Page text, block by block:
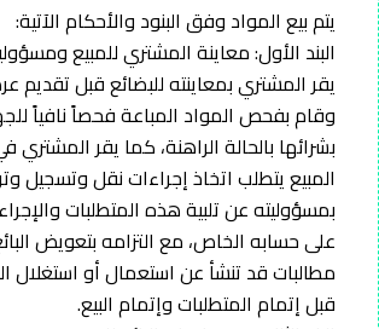
يتم بيع المواد وفق البنود والأحكام الآتية:
البند الأول: معاينة المشتري للمبيع
يقر المشتري بمعاينته للبضائع قبل تقديم
وقام بفحص المواد المباعة فحصاً نافياً
بشرائها بالحالة الراهنة، كما يقر
المبيع يتطلب اتخاذ إجراءات نقل وتسجيل
بمسؤوليته عن تلبية هذه المتطلبات
على حسابه الخاص، مع التزامه بتعويض
مطالبات قد تنشأ عن استعمال أو استغلال
قبل إتمام المتطلبات وإتمام البيع.